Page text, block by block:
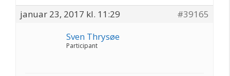
januar 23, 2017 kl. 11:29
#39165
Sven Thrysøe
Participant